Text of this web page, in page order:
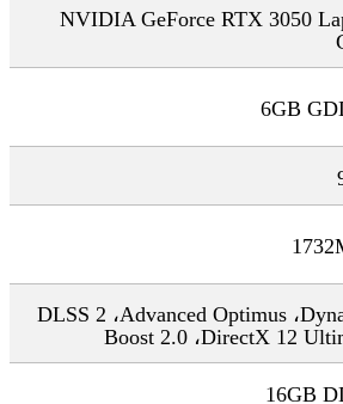
NVIDIA GeForce RTX 3050
6GB
DLSS 2 ،Advanced Optimus،
Boost 2.0،DirectX 12
16GB